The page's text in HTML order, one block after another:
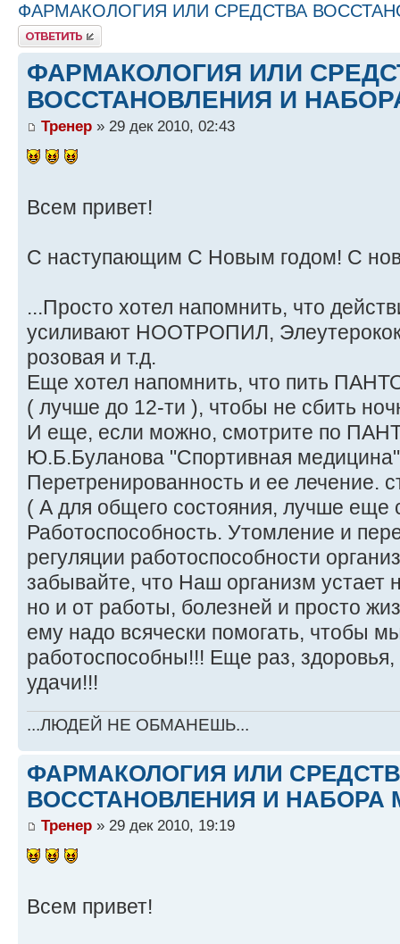
ФАРМАКОЛОГИЯ ИЛИ СРЕДСТВА
Ответить
ФАРМАКОЛОГИЯ ИЛИ
ВОССТАНОВЛЕНИЯ И
Тренер » 29 дек 2010, 02:43
Всем привет!
С наступающим С Новым годом! С
...Просто хотел напомнить, что
усиливают НООТРОПИЛ,
розовая и т.д.
Еще хотел напомнить, что пить
( лучше до 12-ти ), чтобы не сбить
И еще, если можно, смотрите по
Ю.Б.Буланова "Спортивная
Перетренированность и ее лечение.
( А для общего состояния, лучше еще
Работоспособность. Утомление и
регуляции работоспособности
забывайте, что Наш организм устает
но и от работы, болезней и просто
ему надо всячески помогать, чтобы
работоспособны!!! Еще раз,
удачи!!!
...ЛЮДЕЙ НЕ ОБМАНЕШЬ...
ФАРМАКОЛОГИЯ ИЛИ
ВОССТАНОВЛЕНИЯ И НАБОРА
Тренер » 29 дек 2010, 19:19
Всем привет!